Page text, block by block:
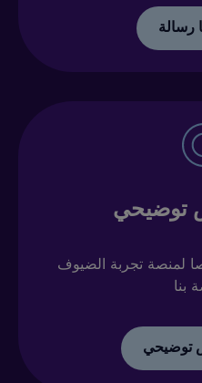
رسالة
لمنصة تجربة الضيوف
بنا